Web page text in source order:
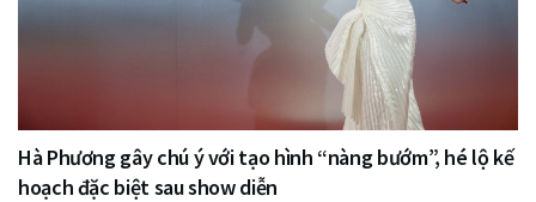
Hà Phương gây chú ý với tạo hình “nàng bướm”, hé lộ kế
hoạch đặc biệt sau show diễn